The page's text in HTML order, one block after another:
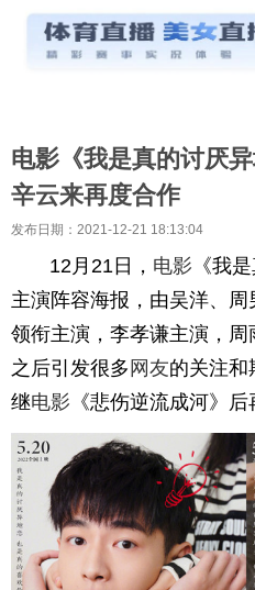
电影《我是真的讨厌
辛云来再度合作
发布日期：2021-12-21 18:13:04
12月21日， 电影 《我
主演阵容海报，由吴洋、周
领衔主演，李孝谦主演，周
之后引发很多 网友的关注和
继电影 《悲伤逆流成河》后